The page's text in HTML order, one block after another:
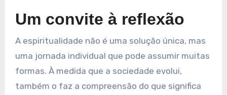
Um convite à reflexão
A espiritualidade não é uma solução única, mas
uma jornada individual que pode assumir muitas
formas. À medida que a sociedade evolui,
também o faz a compreensão do que significa